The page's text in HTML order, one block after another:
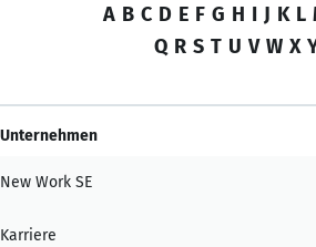
A B C D E F G H I J K L
Q R S T U V W X
Unternehmen
New Work SE
Karriere